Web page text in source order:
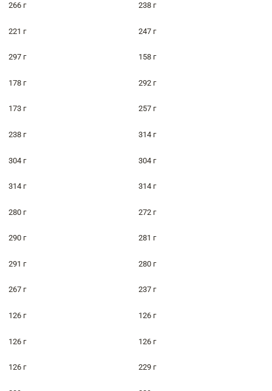
266 г 238 г
221 г 247 г
297 г 158 г
178 г 292 г
173 г 257 г
238 г 314 г
304 г 304 г
314 г 314 г
280 г 272 г
290 г 281 г
291 г 280 г
267 г 237 г
126 г 126 г
126 г 126 г
126 г 229 г